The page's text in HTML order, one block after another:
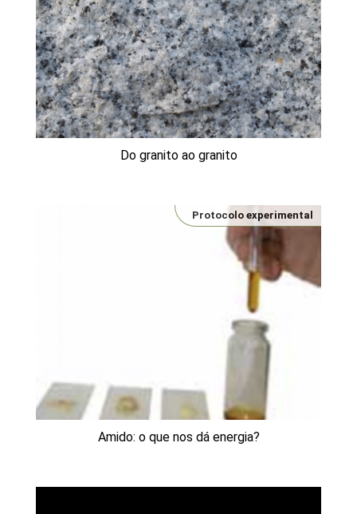
Do granito ao granito
Amido: o que nos dá energia?
Protocolo experimental